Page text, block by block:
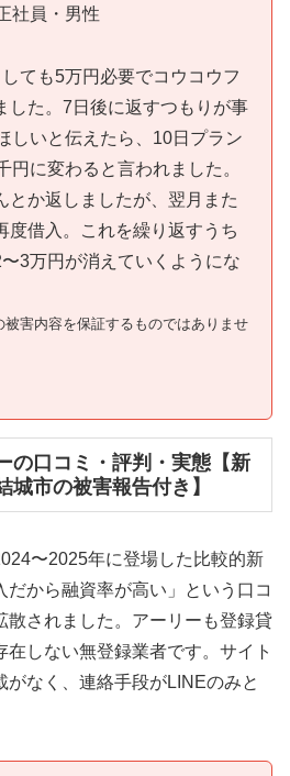
社員・男性
しても5万円必要でコウコウフ
した。7日後に返すつもりが事
しいと伝えたら、10日プラン
円に変わると言われました。
とか返しましたが、翌月また
度借入。これを繰り返すうち
3万円が消えていくようにな
害内容を保証するものではありませ
の口コミ・評判・実態【新
城市の被害報告付き】
〜2025年に登場した比較的新
だから融資率が高い」という口コ
散されました。アーリーも登録貸
しない無登録業者です。サイト
がなく、連絡手段がLINEのみと